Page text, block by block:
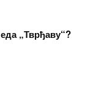
„Тврђаву“?